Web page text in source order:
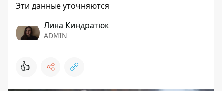
Эти данные уточняются
Лина Киндратюк
ADMIN
👍